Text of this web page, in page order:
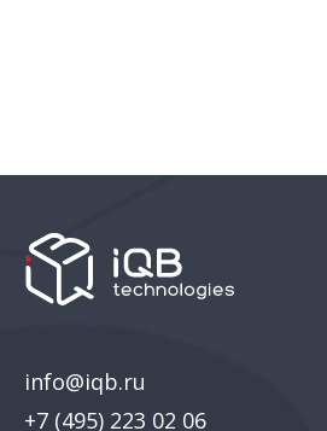
info@iqb.ru
+7 (495) 223 02 06